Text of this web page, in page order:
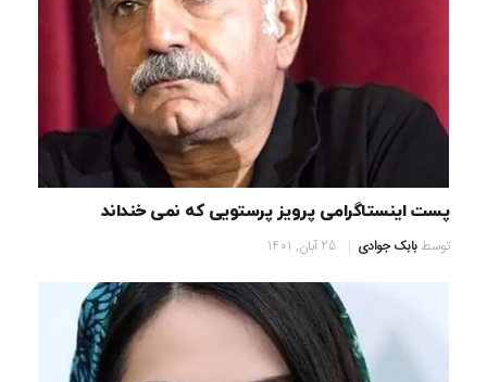
پست اینستاگرامی پرویز پرستویی که نمی خنداند
توسطبابک جوادی 25 آبان, 1401